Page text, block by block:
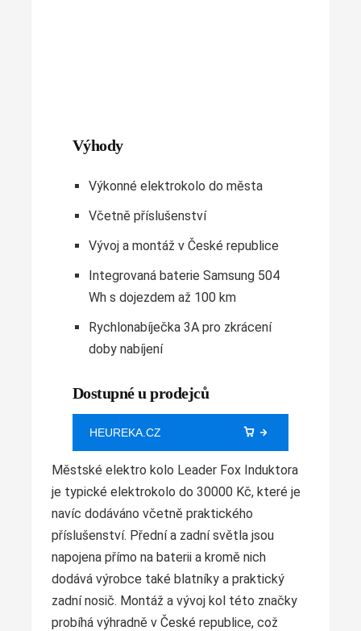
Výhody
Výkonné elektrokolo do města
Včetně příslušenství
Vývoj a montáž v České republice
Integrovaná baterie Samsung 504
Wh s dojezdem až 100 km
Rychlonabíječka 3A pro zkrácení
doby nabíjení
Dostupné u prodejců
HEUREKA.CZ
Městské elektro kolo Leader Fox Induktora
je typické elektrokolo do 30000 Kč, které je
navíc dodáváno včetně praktického
příslušenství. Přední a zadní světla jsou
napojena přímo na baterii a kromě nich
dodává výrobce také blatníky a praktický
zadní nosič. Montáž a vývoj kol této značky
probíhá výhradně v České republice, což